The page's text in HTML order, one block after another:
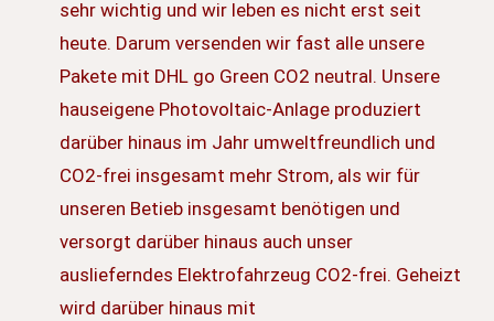
sehr wichtig und wir leben es nicht erst seit
heute. Darum versenden wir fast alle unsere
Pakete mit DHL go Green CO2 neutral. Unsere
hauseigene Photovoltaic-Anlage produziert
darüber hinaus im Jahr umweltfreundlich und
CO2-frei insgesamt mehr Strom, als wir für
unseren Betieb insgesamt benötigen und
versorgt darüber hinaus auch unser
auslieferndes Elektrofahrzeug CO2-frei. Geheizt
wird darüber hinaus mit